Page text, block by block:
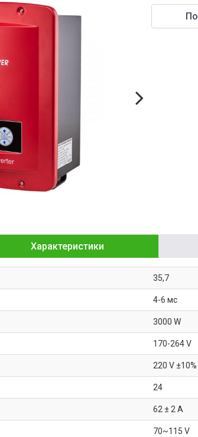
Характеристики
35,7
4-6 мс
3000 W
170-264 V
220 V ±10%
24
62 ± 2 A
70~115 V